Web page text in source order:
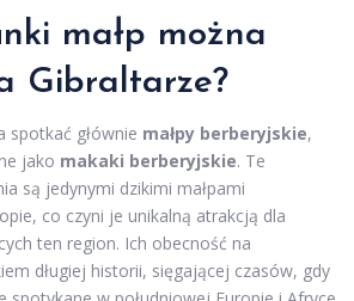
małp można
Gibraltarze?
spotkać głównie małpy berberyjskie,
jako makaki berberyjskie. Te
są jedynymi dzikimi małpami
co czyni je unikalną atrakcją dla
ten region. Ich obecność na
długiej historii, sięgającej czasów, gdy